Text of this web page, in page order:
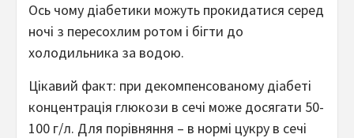
Ось чому діабетики можуть прокидатися серед
ночі з пересохлим ротом і бігти до
холодильника за водою.
Цікавий факт: при декомпенсованому діабеті
концентрація глюкози в сечі може досягати 50-
100 г/л. Для порівняння – в нормі цукру в сечі